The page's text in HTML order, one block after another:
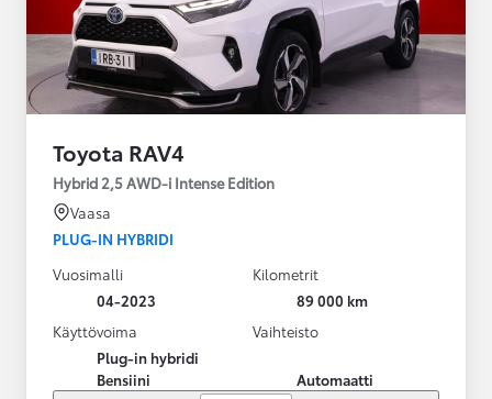
Toyota RAV4
Hybrid 2,5 AWD-i Intense Edition
Vaasa
PLUG-IN HYBRIDI
Vuosimalli
04-2023
Kilometrit
89 000 km
Käyttövoima
Plug-in hybridi
Bensiini
Vaihteisto
Automaatti